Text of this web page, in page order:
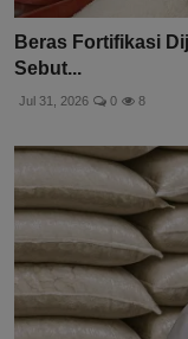
Beras Fortifikasi
Sebut...
Jul 31, 2026 0 8